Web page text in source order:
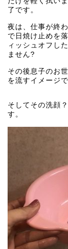
了です。
夜は、仕事が終
で日焼け止めを
ィッシュオフし
ません?
その後息子のお
を流すイメージ
そしてその洗顔
す。